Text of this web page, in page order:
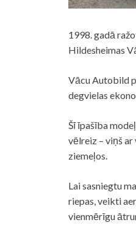
1998. gadā
Hildesheimas
Vācu Autobild
degvielas
Šī īpašība
vēlreiz – viņš
ziemeļos.
Lai sasniegtu
riepas, veikti
vienmērīgu